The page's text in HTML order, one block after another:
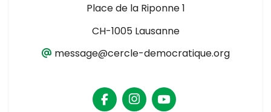
Place de la Riponne 1
CH-1005 Lausanne
message@cercle-democratique.org